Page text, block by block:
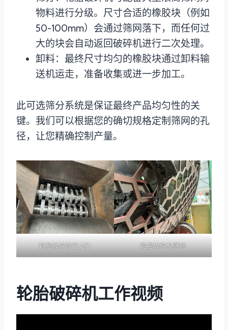
物料进行分级。尺寸合适的橡胶块（例如
50-100mm）会通过筛网落下，而任何过
大的块会自动返回破碎机进行二次处理。
卸料：最终尺寸均匀的橡胶块通过卸料输
送机运走，准备收集或进一步加工。
此可选筛分系统是保证最终产品均匀性的关
键。我们可以根据您的确切规格定制筛网的孔
径，让您精确控制产量。
轮胎破碎设备刀片 轮胎破碎机筛网
轮胎破碎机工作视频